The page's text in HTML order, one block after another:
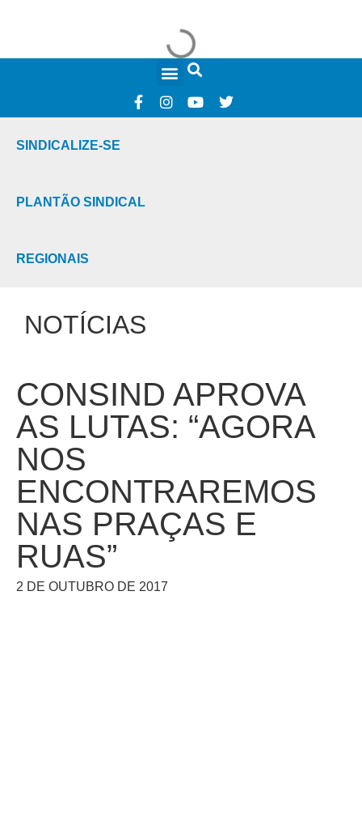
SINDICALIZE-SE
PLANTÃO SINDICAL
REGIONAIS
NOTÍCIAS
CONSIND APROVA
AS LUTAS: “AGORA
NOS
ENCONTRAREMOS
NAS PRAÇAS E
RUAS”
2 DE OUTUBRO DE 2017